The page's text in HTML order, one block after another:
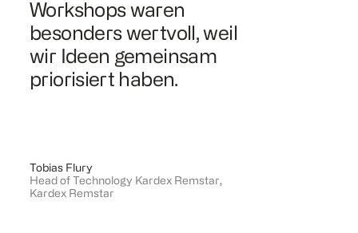
Workshops waren
besonders wertvoll, weil
wir Ideen gemeinsam
priorisiert haben.
Tobias Flury
Head of Technology Kardex Remstar,
Kardex Remstar